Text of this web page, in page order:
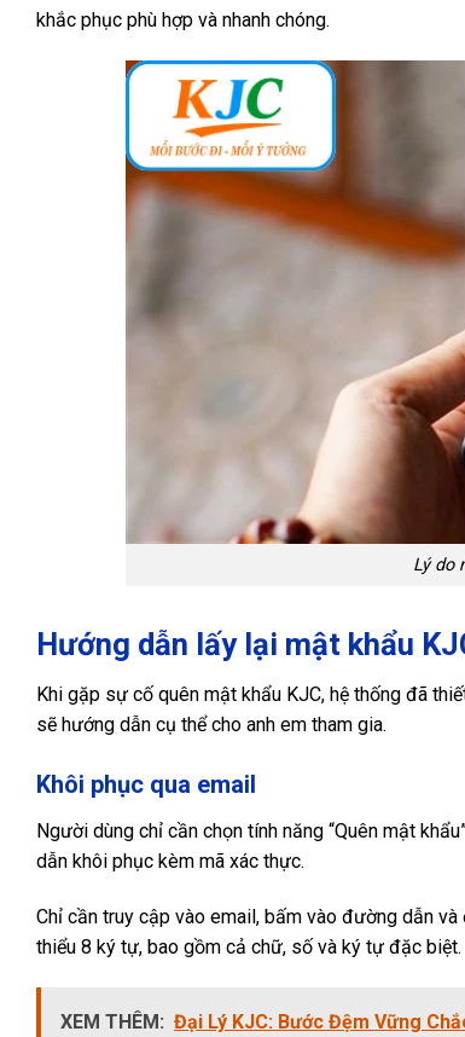
khắc phục phù hợp và nhanh chóng.
Lý do
Hướng dẫn lấy lại mật khẩu
Khi gặp sự cố quên mật khẩu KJC, hệ thống đã
sẽ hướng dẫn cụ thể cho anh em tham gia.
Khôi phục qua email
Người dùng chỉ cần chọn tính năng “Quên mật
dẫn khôi phục kèm mã xác thực.
Chỉ cần truy cập vào email, bấm vào đường dẫn
thiểu 8 ký tự, bao gồm cả chữ, số và ký tự đặc biệt.
XEM THÊM: Đại Lý KJC: Bước Đệm Vững